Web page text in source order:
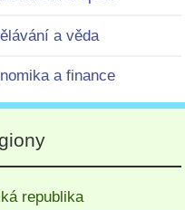
a věda
a finance
republika